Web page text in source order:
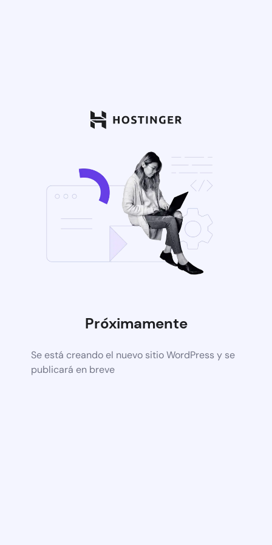
Próximamente
Se está creando el nuevo sitio WordPress y se
publicará en breve